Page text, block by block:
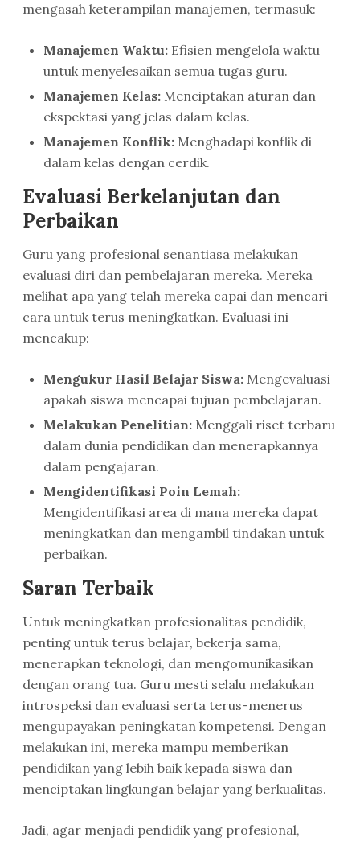
mengasah keterampilan manajemen, termasuk:
Manajemen Waktu: Efisien mengelola waktu
untuk menyelesaikan semua tugas guru.
Manajemen Kelas: Menciptakan aturan dan
ekspektasi yang jelas dalam kelas.
Manajemen Konflik: Menghadapi konflik di
dalam kelas dengan cerdik.
Evaluasi Berkelanjutan dan
Perbaikan
Guru yang profesional senantiasa melakukan
evaluasi diri dan pembelajaran mereka. Mereka
melihat apa yang telah mereka capai dan mencari
cara untuk terus meningkatkan. Evaluasi ini
mencakup:
Mengukur Hasil Belajar Siswa: Mengevaluasi
apakah siswa mencapai tujuan pembelajaran.
Melakukan Penelitian: Menggali riset terbaru
dalam dunia pendidikan dan menerapkannya
dalam pengajaran.
Mengidentifikasi Poin Lemah:
Mengidentifikasi area di mana mereka dapat
meningkatkan dan mengambil tindakan untuk
perbaikan.
Saran Terbaik
Untuk meningkatkan profesionalitas pendidik,
penting untuk terus belajar, bekerja sama,
menerapkan teknologi, dan mengomunikasikan
dengan orang tua. Guru mesti selalu melakukan
introspeksi dan evaluasi serta terus-menerus
mengupayakan peningkatan kompetensi. Dengan
melakukan ini, mereka mampu memberikan
pendidikan yang lebih baik kepada siswa dan
menciptakan lingkungan belajar yang berkualitas.
Jadi, agar menjadi pendidik yang profesional,